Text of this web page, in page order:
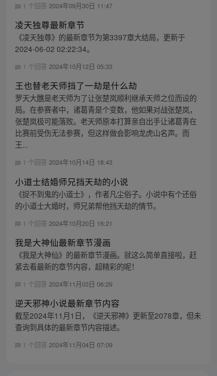
1 个回答 2024年09月30日 11:47
凌天独尊最新章节
《凌天独尊》的最新章节为第3397章大结局，更新于
2024-06-02 02:22:34。
1 个回答 2024年10月12日 05:33
王也替老天师挡了一劫是什么劫
罗天大醮是老天师为了让张楚岚顺利继承天师之位而设的
局。在参赛者中，诸葛青是个变数，他如果对战张楚岚，
张楚岚极可能落败。老天师原本打算亲自出手让诸葛青在
比赛前受伤无法参赛，但这样做会影响龙虎山名声。而
王...
1 个回答 2024年10月14日 18:43
小道士结婚师兄挡天劫的小说
《捉不到鬼的小道士》，作者凡尘俗子。小说中有个还俗
的小道士大婚时，师兄弟帮他挡天劫的情节。
1 个回答 2024年10月20日 16:21
我是大神仙最新章节漫画
《我是大神仙》的最新章节漫画。就这么简单直接啦，赶
紧去看最新的章节内容，超精彩的呢！
1 个回答 2024年11月03日 06:29
逆天邪神小说最新章节内容
截至2024年11月1日，《逆天邪神》更新至2078章，但未
查询到具体的最新章节内容描述。
1 个回答 2024年11月04日 07:09